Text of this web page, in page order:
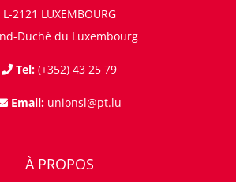
L-2121 LUXEMBOURG
Duché du Luxembourg
Tel: (+352) 43 25 79
Email: unionsl@pt.lu
À PROPOS